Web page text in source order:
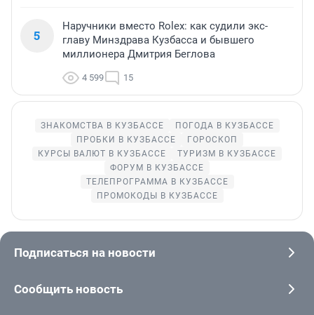
5
Наручники вместо Rolex: как судили экс-
главу Минздрава Кузбасса и бывшего
миллионера Дмитрия Беглова
4 599 15
ЗНАКОМСТВА В КУЗБАССЕ
ПОГОДА В КУЗБАССЕ
ПРОБКИ В КУЗБАССЕ
ГОРОСКОП
КУРСЫ ВАЛЮТ В КУЗБАССЕ
ТУРИЗМ В КУЗБАССЕ
ФОРУМ В КУЗБАССЕ
ТЕЛЕПРОГРАММА В КУЗБАССЕ
ПРОМОКОДЫ В КУЗБАССЕ
Подписаться на новости
Сообщить новость